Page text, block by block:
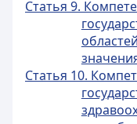
Статья 9.
Статья 10.